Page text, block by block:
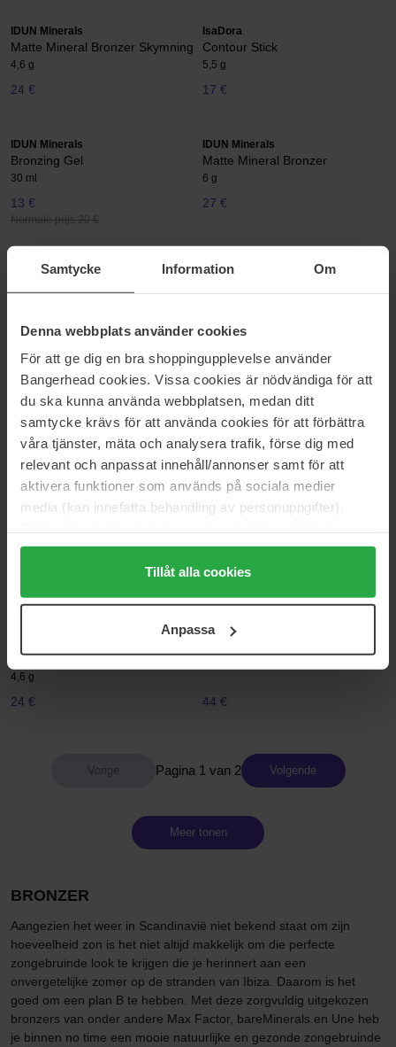
Samtycke Information Om
Denna webbplats använder cookies
För att ge dig en bra shoppingupplevelse använder
Bangerhead cookies. Vissa cookies är nödvändiga för att
du ska kunna använda webbplatsen, medan ditt
samtycke krävs för att använda cookies för att förbättra
våra tjänster, mäta och analysera trafik, förse dig med
relevant och anpassat innehåll/annonser samt för att
aktivera funktioner som används på sociala medier
media (kan innefatta behandling av personuppgifter).
Genom att trycka på "Tillåt alla cookies" accepterar du
alla cookies, medan du under "Detaljer" kan anpassa
användningen av cookies. Du kan när som helst återkalla
samt vår Integritetspolicy.
Tillåt alla cookies
Anpassa
IDUN Minerals
Matte Mineral Bronzer Skymning
4,6 g
24 €
IsaDora
Contour Stick
5,5 g
17 €
IDUN Minerals
Bronzing Gel
30 ml
13 €
Normale prijs 20 €
IDUN Minerals
Matte Mineral Bronzer
6 g
27 €
Instant Sunshine Bronzing
Drops
33 €
Bronzing Elixir Water Tint
28 ml
35 €
Lumene
Natural Glow Skin Tone
Perfector
20 ml
13 €
Sensai
Silky Bronze Natural Veil
Compact
60 € Niet op voorraad
Clarins
10 g
Lancôme
10 g
59 €
Midsommar
4,6 g
24 €
Sweed
44 €
Pagina 1 van 2 Volgende
Meer tonen
BRONZER
Aangezien het weer in Scandinavië niet bekend staat om zijn
hoeveelheid zon is het niet altijd makkelijk om die perfecte
zongebruinde look te krijgen die je herinnert aan een
onvergetelijke zomer op de stranden van Ibiza. Daarom is het
goed om een plan B te hebben. Met deze zorgvuldig uitgekozen
bronzers van onder andere Max Factor, bareMinerals en Une heb
je binnen no time een mooie natuurlijke en gezonde zongebruinde